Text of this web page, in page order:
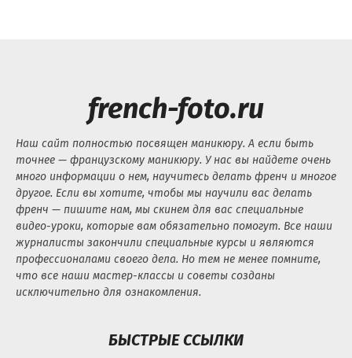
french-foto.ru
Наш сайт полностью посвящен маникюру. А если быть
точнее — французскому маникюру. У нас вы найдете очень
много информации о нем, научитесь делать френч и многое
другое. Если вы хотите, чтобы мы научили вас делать
френч — пишите нам, мы скинем для вас специальные
видео-уроки, которые вам обязательно помогут. Все наши
журналисты закончили специальные курсы и являются
профессионалами своего дела. Но тем не менее помните,
что все наши мастер-классы и советы созданы
исключительно для ознакомления.
БЫСТРЫЕ ССЫЛКИ